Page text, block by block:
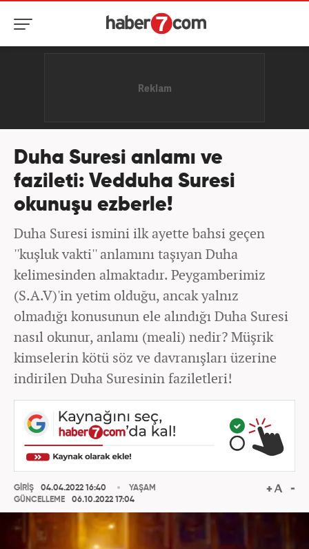
Duha Suresi anlamı ve
fazileti: Vedduha Suresi
okunuşu ezberle!
Duha Suresi ismini ilk ayette bahsi geçen
''kuşluk vakti'' anlamını taşıyan Duha
kelimesinden almaktadır. Peygamberimiz
(S.A.V)'in yetim olduğu, ancak yalnız
olmadığı konusunun ele alındığı Duha Suresi
nasıl okunur, anlamı (meali) nedir? Müşrik
kimselerin kötü söz ve davranışları üzerine
indirilen Duha Suresinin faziletleri!
GİRİŞ
04.04.2022 16:40
GÜNCELLEME
06.10.2022 17:04
YAŞAM